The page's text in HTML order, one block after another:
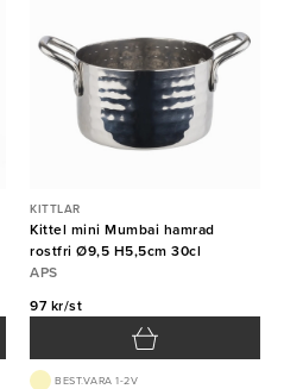
KITTLAR
Kittel mini Mumbai hamrad
rostfri Ø9,5 H5,5cm 30cl
APS
97 kr/st
BEST.VARA 1-2V